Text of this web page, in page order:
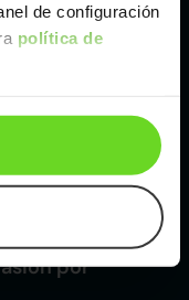
de configuración
política de
ocasión
por